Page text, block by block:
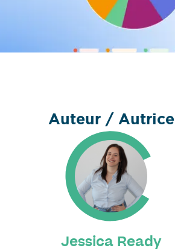
Auteur / Autrice
Jessica Ready